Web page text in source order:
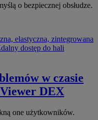
o bezpiecznej obsłudze.
elastyczna, zintegrowana
dostęp do hali
w czasie
DEX
one użytkowników.